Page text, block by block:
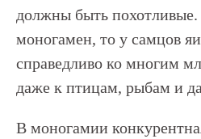
должны быть
моногамен, то у самцов
справедливо ко многим
даже к птицам, рыбам и
В моногамии